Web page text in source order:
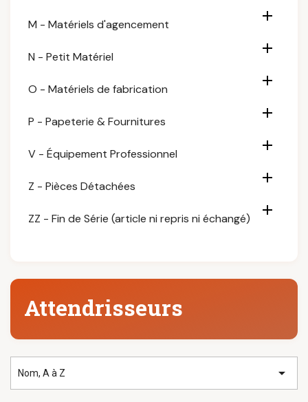
M - Matériels d'agencement

N - Petit Matériel

O - Matériels de fabrication

P - Papeterie & Fournitures

V - Équipement Professionnel

Z - Pièces Détachées

ZZ - Fin de Série (article ni repris ni échangé)

Attendrisseurs
Nom, A à Z 